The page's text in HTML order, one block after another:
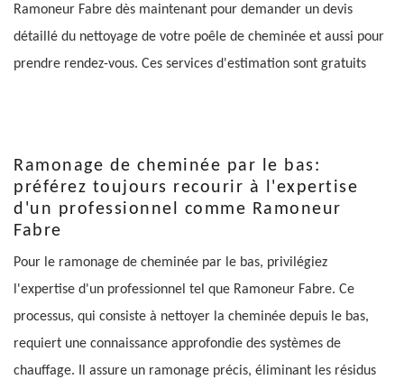
Ramoneur Fabre dès maintenant pour demander un devis
détaillé du nettoyage de votre poêle de cheminée et aussi pour
prendre rendez-vous. Ces services d'estimation sont gratuits
Ramonage de cheminée par le bas:
préférez toujours recourir à l'expertise
d'un professionnel comme Ramoneur
Fabre
Pour le ramonage de cheminée par le bas, privilégiez
l'expertise d'un professionnel tel que Ramoneur Fabre. Ce
processus, qui consiste à nettoyer la cheminée depuis le bas,
requiert une connaissance approfondie des systèmes de
chauffage. Il assure un ramonage précis, éliminant les résidus